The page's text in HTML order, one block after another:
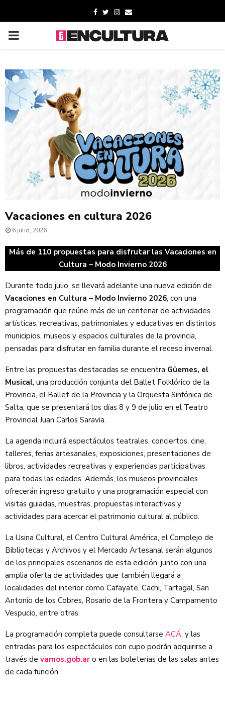
Vacaciones en cultura 2026
6 julio, 2026
Más de 110 propuestas para disfrutar las Vacaciones en
Cultura – Modo Invierno 2026
Durante todo julio, se llevará adelante una nueva edición de
Vacaciones en Cultura – Modo Invierno 2026, con una
programación que reúne más de un centenar de actividades
artísticas, recreativas, patrimoniales y educativas en distintos
municipios, museos y espacios culturales de la provincia,
pensadas para disfrutar en familia durante el receso invernal.
Entre las propuestas destacadas se encuentra Güemes, el
Musical, una producción conjunta del Ballet Folklórico de la
Provincia, el Ballet de la Provincia y la Orquesta Sinfónica de
Salta, que se presentará los días 8 y 9 de julio en el Teatro
Provincial Juan Carlos Saravia.
La agenda incluirá espectáculos teatrales, conciertos, cine,
talleres, ferias artesanales, exposiciones, presentaciones de
libros, actividades recreativas y experiencias participativas
para todas las edades. Además, los museos provinciales
ofrecerán ingreso gratuito y una programación especial con
visitas guiadas, muestras, propuestas interactivas y
actividades para acercar el patrimonio cultural al público.
La Usina Cultural, el Centro Cultural América, el Complejo de
Bibliotecas y Archivos y el Mercado Artesanal serán algunos
de los principales escenarios de esta edición, junto con una
amplia oferta de actividades que también llegará a
localidades del interior como Cafayate, Cachi, Tartagal, San
Antonio de los Cobres, Rosario de la Frontera y Campamento
Vespucio, entre otras.
La programación completa puede consultarse ACÁ, y las
entradas para los espectáculos con cupo podrán adquirirse a
través de vamos.gob.ar o en las boleterías de las salas antes
de cada función.